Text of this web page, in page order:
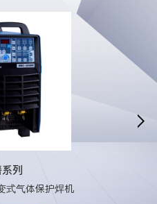
列
式气体保护焊机
